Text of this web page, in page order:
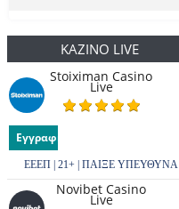
ΚΑΖΙΝΟ LIVE
Stoiximan Casino
Live
Εγγραφή
ΕΕΕΠ | 21+ | ΠΑΙΞΕ ΥΠΕΥΘΥΝΑ
Novibet Casino
Live